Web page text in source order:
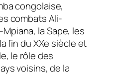
congolaise,
combats Ali-
la Sape, les
fin du XXe siècle et
le rôle des
voisins, de la